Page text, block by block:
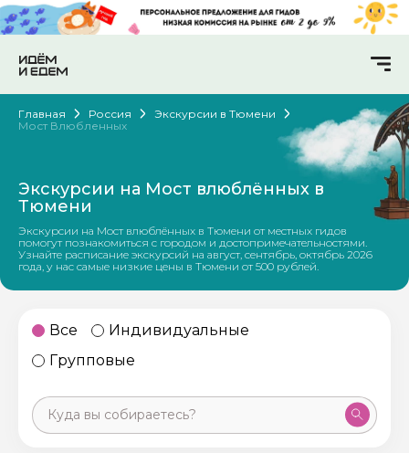
Главная Россия
Экскурсии в Тюмени
Мост Влюбленных
Экскурсии на Мост влюблённых в
Тюмени
Экскурсии на Мост влюблённых в Тюмени от местных гидов
помогут познакомиться с городом и достопримечательностями.
Узнайте расписание экскурсий на август, сентябрь, октябрь 2026
года, у нас самые низкие цены в Тюмени от 500 рублей.
Все
Индивидуальные
Групповые